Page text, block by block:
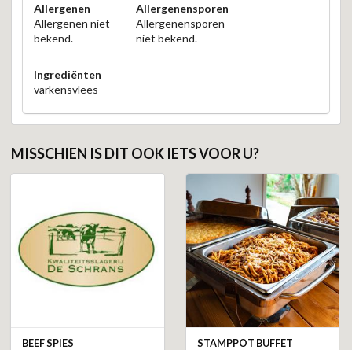
Allergenen
Allergenen niet
bekend.
Allergenensporen
Allergenensporen
niet bekend.
Ingrediënten
varkensvlees
MISSCHIEN IS DIT OOK IETS VOOR U?
BEEF SPIES STAMPPOT BUFFET